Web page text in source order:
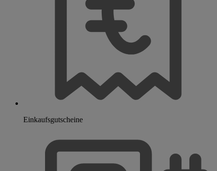
Einkaufsgutscheine